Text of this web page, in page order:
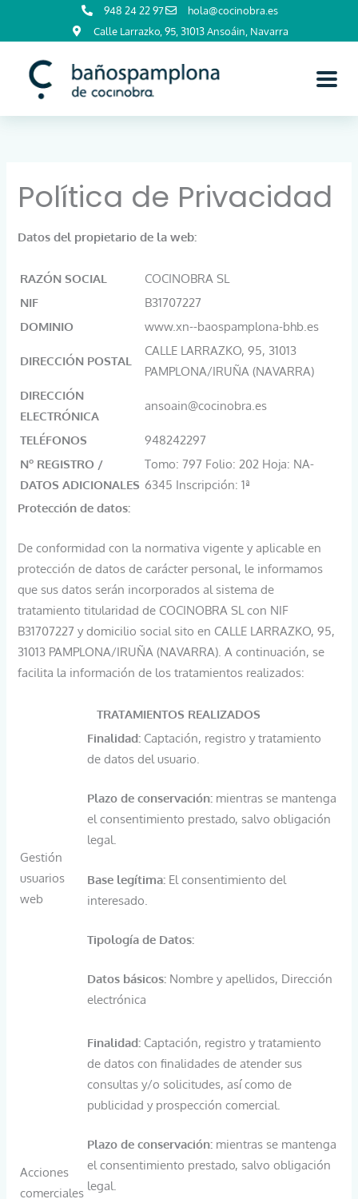
948 24 22 97
hola@cocinobra.es
Calle Larrazko, 95, 31013 Ansoáin, Navarra
Política de Privacidad
Datos del propietario de la web:
RAZÓN SOCIAL
COCINOBRA SL
NIF
B31707227
DOMINIO
www.xn--baospamplona-bhb.es
DIRECCIÓN POSTAL
CALLE LARRAZKO, 95, 31013
PAMPLONA/IRUÑA (NAVARRA)
DIRECCIÓN
ELECTRÓNICA
ansoain@cocinobra.es
TELÉFONOS
948242297
Nº REGISTRO /
DATOS ADICIONALES
Tomo: 797 Folio: 202 Hoja: NA-
6345 Inscripción: 1ª
Protección de datos:
De conformidad con la normativa vigente y aplicable en
protección de datos de carácter personal, le informamos
que sus datos serán incorporados al sistema de
tratamiento titularidad de COCINOBRA SL con NIF
B31707227 y domicilio social sito en CALLE LARRAZKO, 95,
31013 PAMPLONA/IRUÑA (NAVARRA). A continuación, se
facilita la información de los tratamientos realizados:
TRATAMIENTOS REALIZADOS
Gestión
usuarios
web
Finalidad: Captación, registro y tratamiento
de datos del usuario.
Plazo de conservación: mientras se mantenga
el consentimiento prestado, salvo obligación
legal.
Base legítima: El consentimiento del
interesado.
Tipología de Datos:
Datos básicos: Nombre y apellidos, Dirección
electrónica
Acciones
comerciales
Finalidad: Captación, registro y tratamiento
de datos con finalidades de atender sus
consultas y/o solicitudes, así como de
publicidad y prospección comercial.
Plazo de conservación: mientras se mantenga
el consentimiento prestado, salvo obligación
legal.